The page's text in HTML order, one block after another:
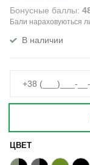
Бонусные баллы:
Бали нараховуються
В наличии
ЦВЕТ